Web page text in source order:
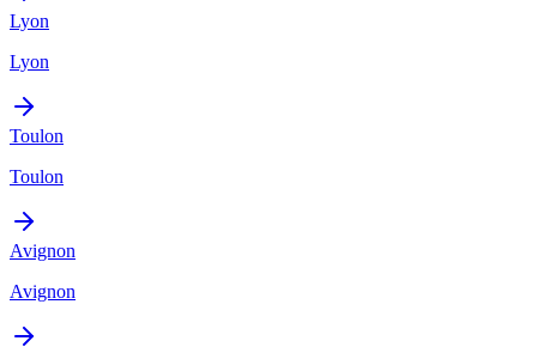
Lyon
Lyon
Toulon
Toulon
Avignon
Avignon